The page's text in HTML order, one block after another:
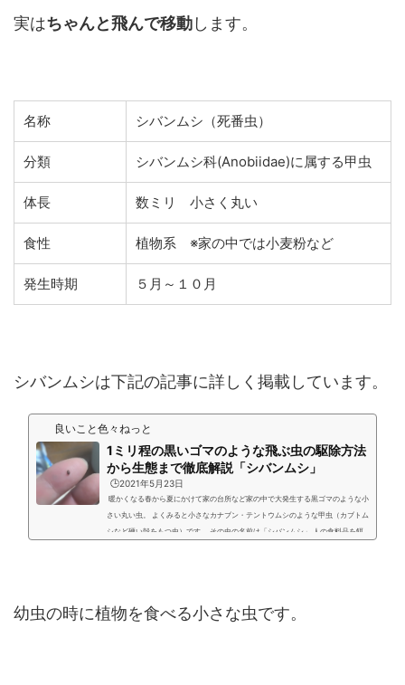
実はちゃんと飛んで移動します。
名称 シバンムシ（死番虫）
分類 シバンムシ科(Anobiidae)に属する甲虫
体長 数ミリ 小さく丸い
食性 植物系 ※家の中では小麦粉など
発生時期 ５月～１０月
シバンムシは下記の記事に詳しく掲載しています。
良いこと色々ねっと
1ミリ程の黒いゴマのような飛ぶ虫の駆除方法
から生態まで徹底解説「シバンムシ」
🕒️2021年5月23日
暖かくなる春から夏にかけて家の台所など家の中で大発生する黒ゴマのような小
さい丸い虫。 よくみると小さなカナブン・テントウムシのような甲虫（カブトム
シなど硬い殻をもつ虫）です。 その虫の名前は「シバンムシ」 人の食料品を餌
幼虫の時に植物を食べる小さな虫です。